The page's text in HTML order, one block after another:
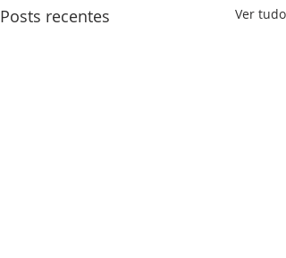
Posts recentes Ver tudo